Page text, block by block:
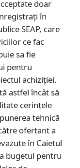
doar
în
SEAP, care
ce fac
sa fie
pentru
achiziției.
astfel încât să
cerinţele
tehnică
ofertant a
în Caietul
bugetul pentru